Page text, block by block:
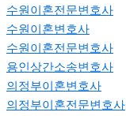
수원이혼전문변호사
수원이혼변호사
수원이혼전문변호사
용인상간소송변호사
의정부이혼변호사
의정부이혼전문변호사